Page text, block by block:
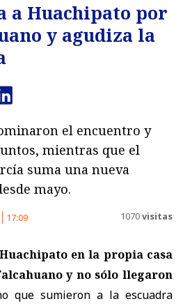
a Huachipato por
y agudiza la
el encuentro y
mientras que el
suma una nueva
mayo.
17:09 1070visitas
en la propia casa
y no sólo llegaron
que sumieron a la escuadra